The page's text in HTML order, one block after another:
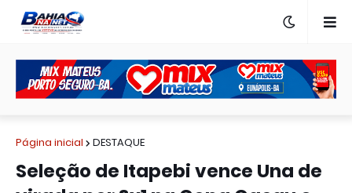
Página inicial DESTAQUE
Seleção de Itapebi vence Una de